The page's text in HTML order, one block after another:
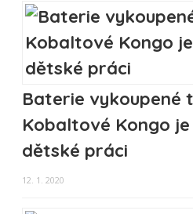
Baterie vykoupené
Kobaltové Kongo
dětské práci
12. 1. 2020